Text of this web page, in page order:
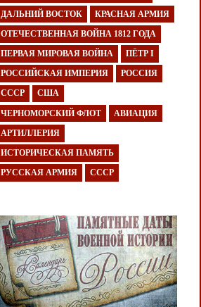
ДАЛЬНИЙ ВОСТОК КРАСНАЯ АРМИЯ
ОТЕЧЕСТВЕННАЯ ВОЙНА 1812 ГОДА
ПЕРВАЯ МИРОВАЯ ВОЙНА ПЁТР I
РОССИЙСКАЯ ИМПЕРИЯ РОССИЯ
СССР США
ЧЕРНОМОРСКИЙ ФЛОТ АВИАЦИЯ
АРТИЛЛЕРИЯ
ИСТОРИЧЕСКАЯ ПАМЯТЬ
РУССКАЯ АРМИЯ СССР